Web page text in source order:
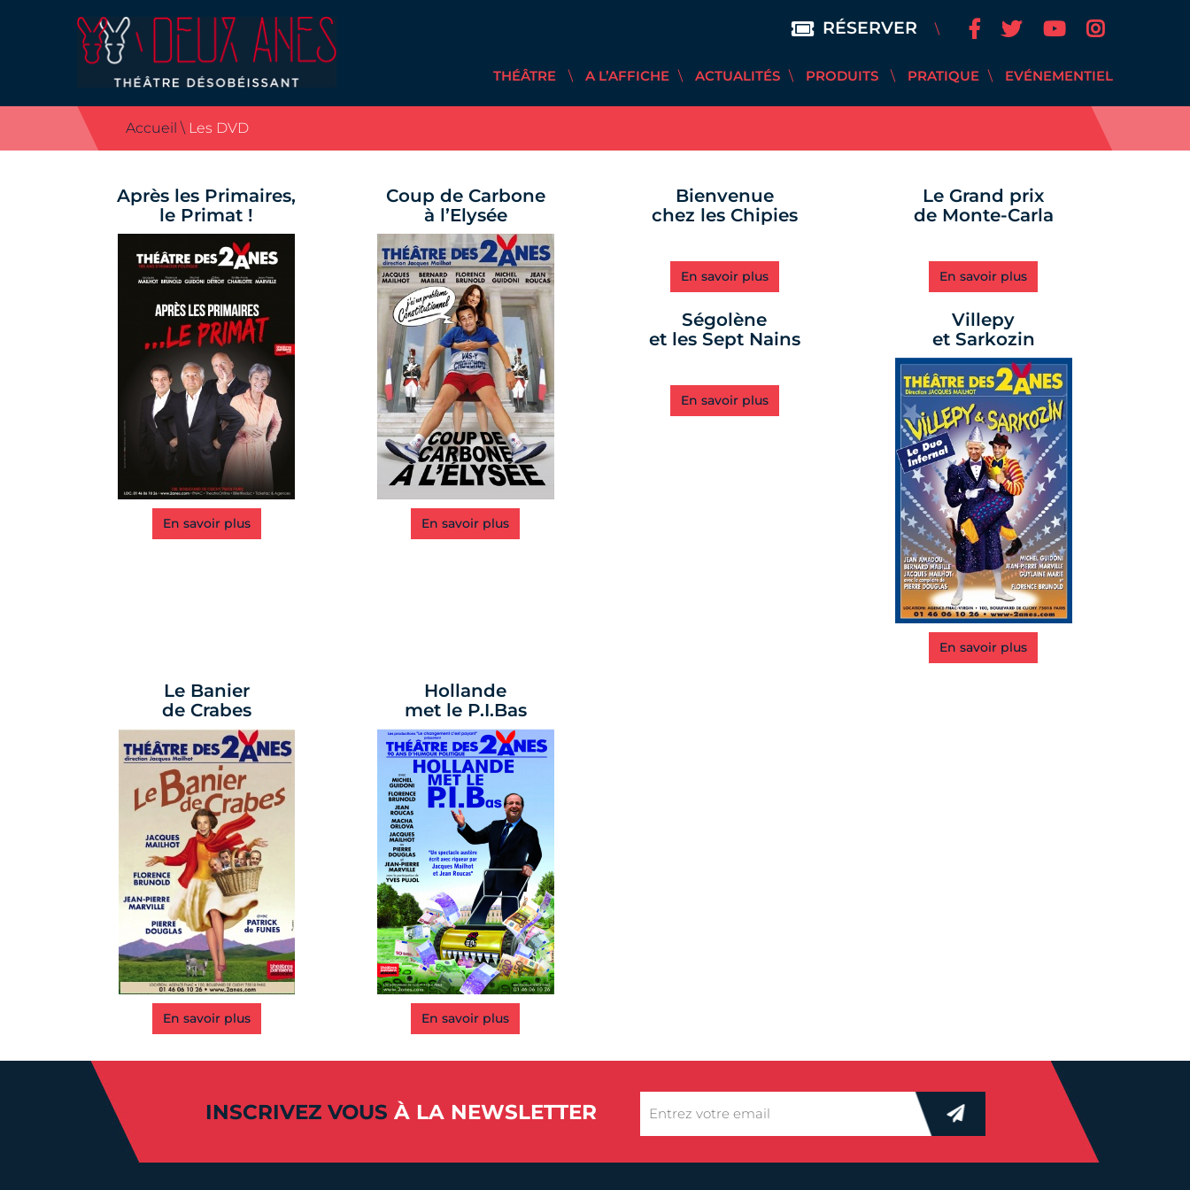
RÉSERVER
THÉÂTRE A L’AFFICHE ACTUALITÉS PRODUITS PRATIQUE EVÉNEMENTIEL
Accueil \ Les DVD
Après les Primaires,
le Primat !
En savoir plus
Coup de Carbone
à l’Elysée
En savoir plus
Bienvenue
chez les Chipies
En savoir plus
Le Grand prix
de Monte-Carla
En savoir plus
Ségolène
et les Sept Nains
En savoir plus
Villepy
et Sarkozin
En savoir plus
Le Banier
de Crabes
En savoir plus
Hollande
met le P.I.Bas
En savoir plus
INSCRIVEZ VOUS À LA NEWSLETTER